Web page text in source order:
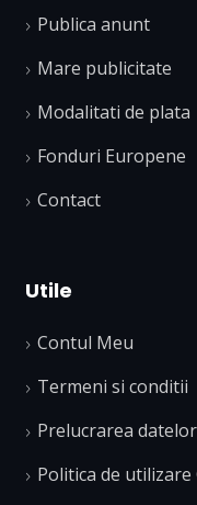
Publica anunt
Mare publicitate
Modalitati de plata
Fonduri Europene
Contact
Utile
Contul Meu
Termeni si conditii
Prelucrarea
Politica de